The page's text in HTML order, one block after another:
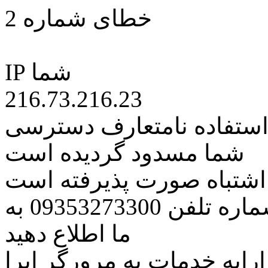
خطای شماره 2
IP شما
216.73.216.23
نامتعارف دسترسی
شما مسدود گردیده است
اشتباه صورت پذیرفته است
مراتب این مسئله را از طریق شماره تلفن 09353273300 به
ما اطلاع دهید
خدمات به مرورگر اپرا